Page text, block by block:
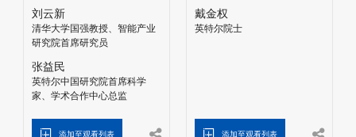
刘云新
清华大学国强教授、智能产业
研究院首席研究员
张益民
英特尔中国研究院首席科学
家、学术合作中心总监
添加至观看列表
戴金权
英特尔院士
添加至观看列表